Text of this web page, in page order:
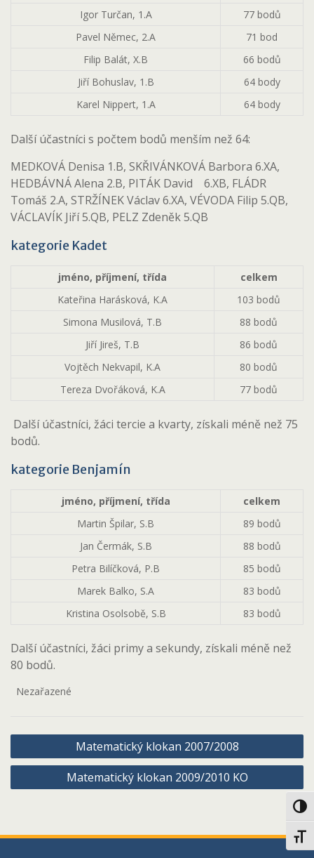
Igor Turčan, 1.A
77 bodů
Pavel Němec, 2.A
71 bod
Filip Balát, X.B
66 bodů
Jiří Bohuslav, 1.B
64 body
Karel Nippert, 1.A
64 body
Další účastníci s počtem bodů menším než 64:
MEDKOVÁ Denisa 1.B, SKŘIVÁNKOVÁ Barbora 6.XA,
HEDBÁVNÁ Alena 2.B, PITÁK David 6.XB, FLÁDR
Tomáš 2.A, STRŽÍNEK Václav 6.XA, VÉVODA Filip 5.QB,
VÁCLAVÍK Jiří 5.QB, PELZ Zdeněk 5.QB
kategorie Kadet
jméno, příjmení, třída
celkem
Kateřina Harásková, K.A
103 bodů
Simona Musilová, T.B
88 bodů
Jiří Jireš, T.B
86 bodů
Vojtěch Nekvapil, K.A
80 bodů
Tereza Dvořáková, K.A
77 bodů
Další účastníci, žáci tercie a kvarty, získali méně než 75
bodů.
kategorie Benjamín
jméno, příjmení, třída
celkem
Martin Špilar, S.B
89 bodů
Jan Čermák, S.B
88 bodů
Petra Bilíčková, P.B
85 bodů
Marek Balko, S.A
83 bodů
Kristina Osolsobě, S.B
83 bodů
Další účastníci, žáci primy a sekundy, získali méně než
80 bodů.
Nezařazené
Navigace
pro
příspěvek
Matematický klokan 2007/2008
Matematický klokan 2009/2010 KO